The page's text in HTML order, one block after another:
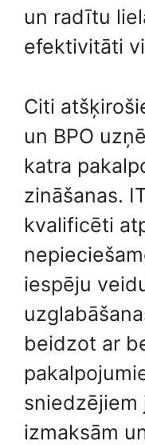
un radītu
efektivitāti
Citi
un BPO
katra
zināšanas.
kvalificēti
iespēju
beidzot ar
sniedzējiem
izmaksām